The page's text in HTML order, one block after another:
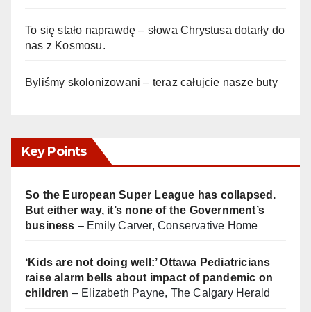
To się stało naprawdę – słowa Chrystusa dotarły do
nas z Kosmosu.
Byliśmy skolonizowani – teraz całujcie nasze buty
Key Points
So the European Super League has collapsed.
But either way, it’s none of the Government’s
business – Emily Carver, Conservative Home
‘Kids are not doing well:’ Ottawa Pediatricians
raise alarm bells about impact of pandemic on
children – Elizabeth Payne, The Calgary Herald